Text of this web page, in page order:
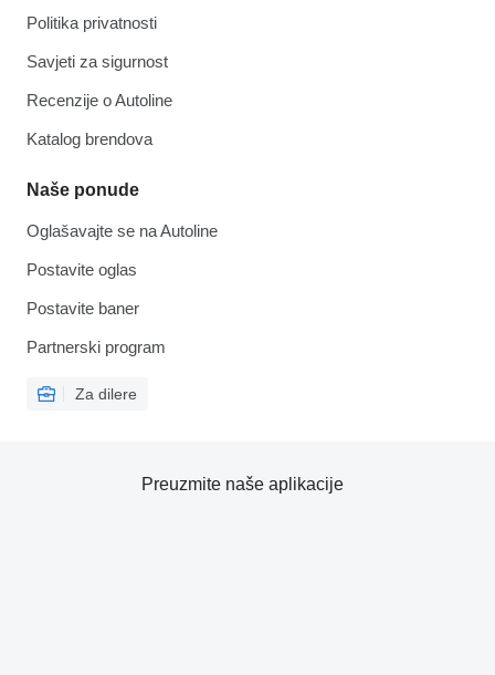
Politika privatnosti
Savjeti za sigurnost
Recenzije o Autoline
Katalog brendova
Naše ponude
Oglašavajte se na Autoline
Postavite oglas
Postavite baner
Partnerski program
Za dilere
Preuzmite naše aplikacije